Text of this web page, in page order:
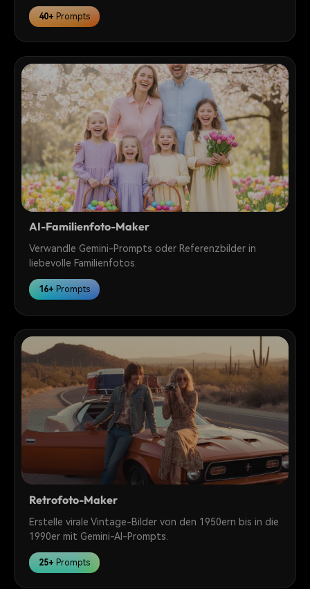
40+ Prompts
AI-Familienfoto-Maker
Verwandle Gemini-Prompts oder Referenzbilder in
liebevolle Familienfotos.
16+ Prompts
Retrofoto-Maker
Erstelle virale Vintage-Bilder von den 1950ern bis in die
1990er mit Gemini-AI-Prompts.
25+ Prompts